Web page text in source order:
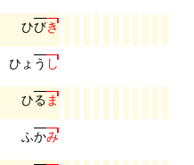
ひびき
ひ ょ う し
ひる ま
ふかみ